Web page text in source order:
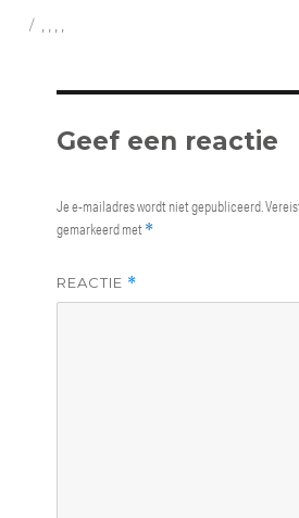
Categories
Geef een reactie
Je e-mailadres wordt niet gepubliceerd.
gemarkeerd met*
REACTIE *